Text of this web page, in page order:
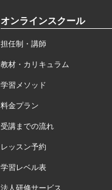
オンラインスクール
担任制・講師
教材・カリキュラム
学習メソッド
料金プラン
受講までの流れ
レッスン予約
学習レベル表
法人研修サービス